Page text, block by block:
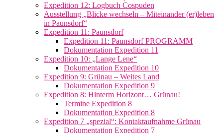
Expedition 12: Logbuch Cospuden
Ausstellung „Blicke wechseln – Miteinander (er)leben
in Paunsdorf“
Expedition 11: Paunsdorf
Expedition 11: Paunsdorf PROGRAMM
Dokumentation Expedition 11
Expedition 10: „Lange Lene“
Dokumentation Expedition 10
Expedition 9: Grünau – Weites Land
Dokumentation Expedition 9
Expedition 8: Hinterm Horizont… Grünau!
Termine Expedition 8
Dokumentation Expedition 8
Expedition 7 „spezial“: Kontaktaufnahme Grünau
Dokumentation Expedition 7